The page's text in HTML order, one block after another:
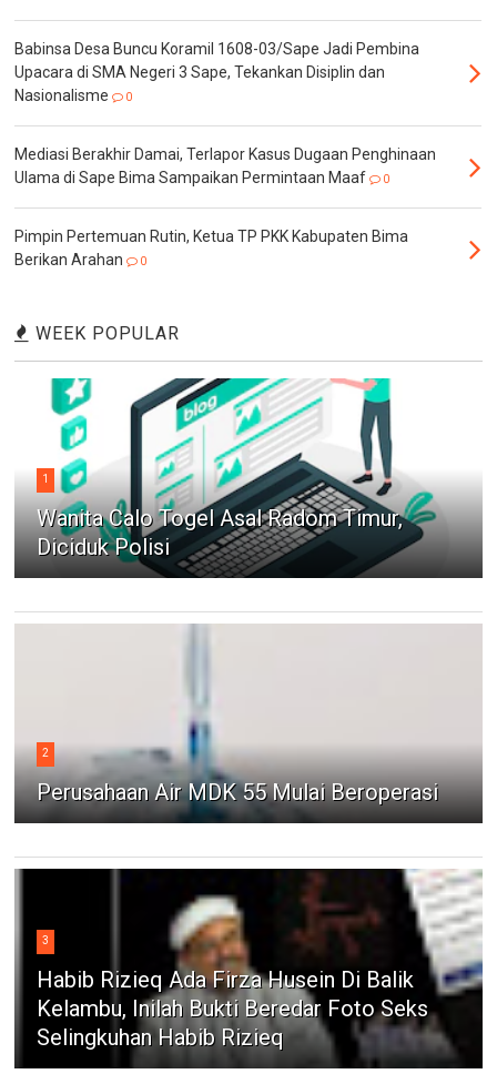
Babinsa Desa Buncu Koramil 1608-03/Sape Jadi Pembina
Upacara di SMA Negeri 3 Sape, Tekankan Disiplin dan
Nasionalisme
0
Mediasi Berakhir Damai, Terlapor Kasus Dugaan Penghinaan
Ulama di Sape Bima Sampaikan Permintaan Maaf
0
Pimpin Pertemuan Rutin, Ketua TP PKK Kabupaten Bima
Berikan Arahan
0
WEEK POPULAR
1
Wanita Calo Togel Asal Radom Timur,
Diciduk Polisi
2
Perusahaan Air MDK 55 Mulai Beroperasi
3
Habib Rizieq Ada Firza Husein Di Balik
Kelambu, Inilah Bukti Beredar Foto Seks
Selingkuhan Habib Rizieq